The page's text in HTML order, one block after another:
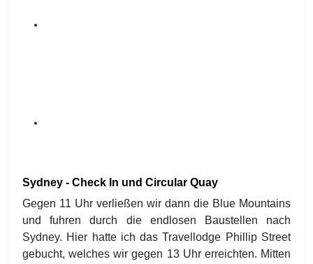
Sydney - Check In und Circular Quay
Gegen 11 Uhr verließen wir dann die Blue Mountains
und fuhren durch die endlosen Baustellen nach
Sydney. Hier hatte ich das Travellodge Phillip Street
gebucht, welches wir gegen 13 Uhr erreichten. Mitten